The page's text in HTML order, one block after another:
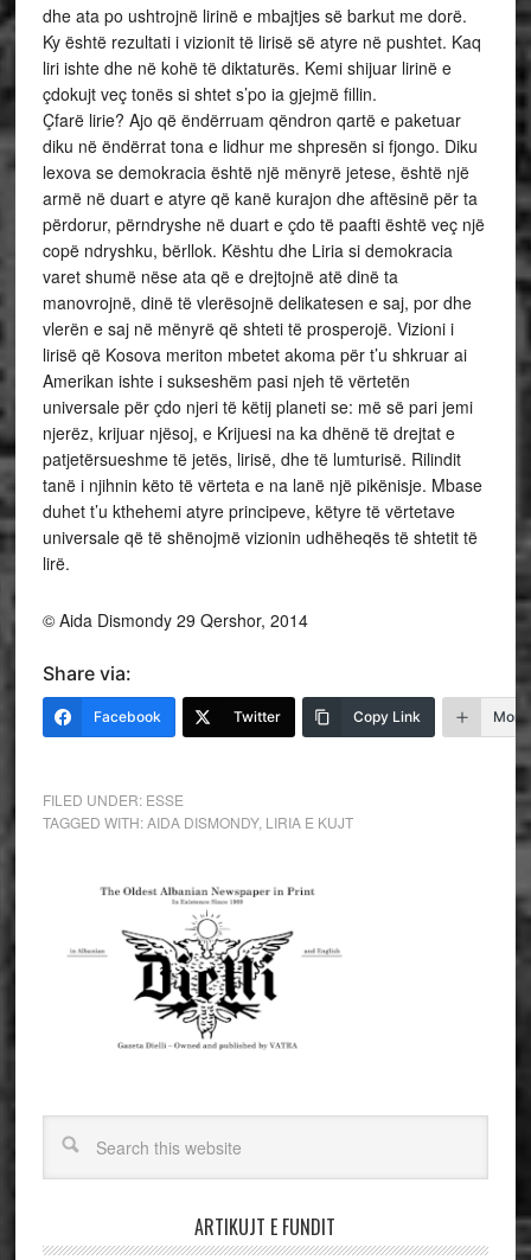
dhe ata po ushtrojnë lirinë e mbajtjes së barkut me dorë.
Ky është rezultati i vizionit të lirisë së atyre në pushtet. Kaq
liri ishte dhe në kohë të diktaturës. Kemi shijuar lirinë e
çdokujt veç tonës si shtet s’po ia gjejmë fillin.
Çfarë lirie? Ajo që ëndërruam qëndron qartë e paketuar
diku në ëndërrat tona e lidhur me shpresën si fjongo. Diku
lexova se demokracia është një mënyrë jetese, është një
armë në duart e atyre që kanë kurajon dhe aftësinë për ta
përdorur, përndryshe në duart e çdo të paafti është veç një
copë ndryshku, bërllok. Kështu dhe Liria si demokracia
varet shumë nëse ata që e drejtojnë atë dinë ta
manovrojnë, dinë të vlerësojnë delikatesen e saj, por dhe
vlerën e saj në mënyrë që shteti të prosperojë. Vizioni i
lirisë që Kosova meriton mbetet akoma për t’u shkruar ai
Amerikan ishte i sukseshëm pasi njeh të vërtetën
universale për çdo njeri të këtij planeti se: më së pari jemi
njerëz, krijuar njësoj, e Krijuesi na ka dhënë të drejtat e
patjetërsueshme të jetës, lirisë, dhe të lumturisë. Rilindit
tanë i njihnin këto të vërteta e na lanë një pikënisje. Mbase
duhet t’u kthehemi atyre principeve, këtyre të vërtetave
universale që të shënojmë vizionin udhëheqës të shtetit të
lirë.
© Aida Dismondy 29 Qershor, 2014
Share via:
Facebook Twitter Copy Link More
FILED UNDER: ESSE
TAGGED WITH:AIDA DISMONDY, LIRIA E KUJT
ARTIKUJT E FUNDIT